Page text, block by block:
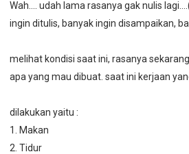
Step-By-Step
1000 Subscriber yang
[Tips Komputer dan
Wah.... udah lama rasanya gak nulis
ingin ditulis, banyak ingin disampaikan,
melihat kondisi saat ini, rasanya
apa yang mau dibuat. saat ini kerjaan
dilakukan yaitu :
1. Makan
2. Tidur